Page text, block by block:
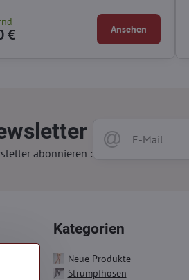
€ Ansehen
abonnieren :
Kategorien
Neue Produkte
Strumpfhosen